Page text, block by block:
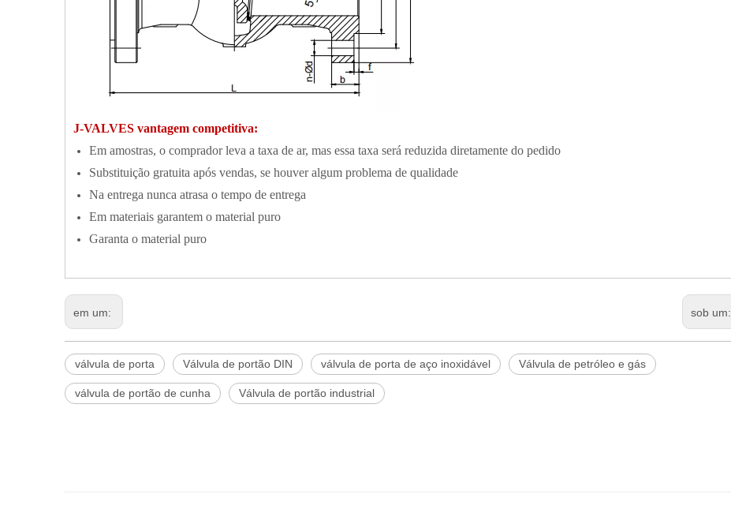
J-VALVES vantagem competitiva:
Em amostras, o comprador leva a taxa de ar, mas essa taxa será reduzida diretamente do pedido
Substituição gratuita após vendas, se houver algum problema de qualidade
Na entrega nunca atrasa o tempo de entrega
Em materiais garantem o material puro
Garanta o material puro
em um: sob um:
válvula de porta Válvula de portão DIN válvula de porta de aço inoxidável Válvula de petróleo e gás
válvula de portão de cunha Válvula de portão industrial